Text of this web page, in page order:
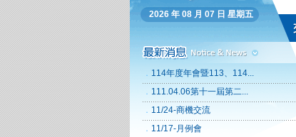
2026 年 08 月 07 日 星期五
． 114年度年會暨113、114...
． 111.04.06第十一屆第二...
． 11/24-商機交流
． 11/17-月例會